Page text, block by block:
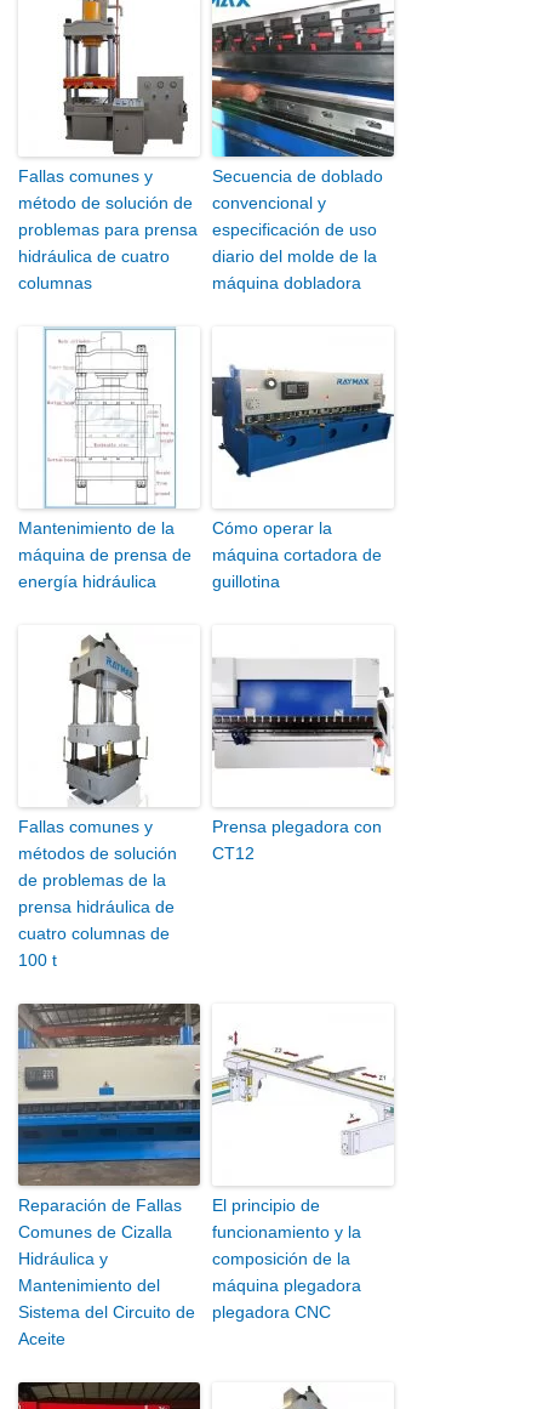
Fallas comunes y
método de solución de
problemas para prensa
hidráulica de cuatro
columnas
Secuencia de doblado
convencional y
especificación de uso
diario del molde de la
máquina dobladora
Mantenimiento de la
máquina de prensa de
energía hidráulica
Cómo operar la
máquina cortadora de
guillotina
Fallas comunes y
métodos de solución
de problemas de la
prensa hidráulica de
cuatro columnas de
100 t
Prensa plegadora con
CT12
Reparación de Fallas
Comunes de Cizalla
Hidráulica y
Mantenimiento del
Sistema del Circuito de
Aceite
El principio de
funcionamiento y la
composición de la
máquina plegadora
plegadora CNC